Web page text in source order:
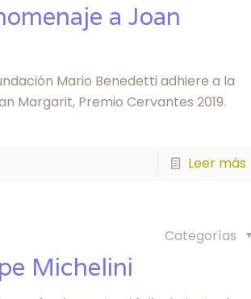
a Joan
Mario Benedetti adhiere a la
Margarit, Premio Cervantes 2019.
Leer más
Categorías
Michelini